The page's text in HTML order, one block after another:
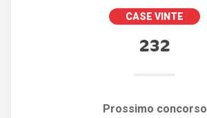
CASE VINTE
232
Prossimo concorso